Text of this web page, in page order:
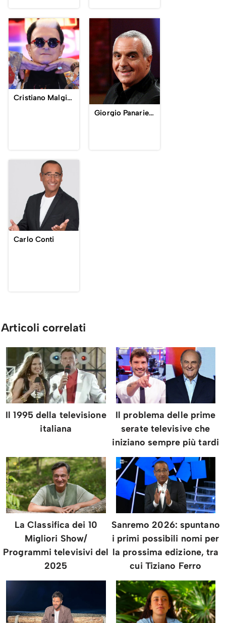
Cristiano Malgioglio
Giorgio Panariello
Carlo Conti
Articoli correlati
Il 1995 della televisione
italiana
Il problema delle prime
serate televisive che
iniziano sempre più tardi
La Classifica dei 10
Migliori Show/
Programmi televisivi del
2025
Sanremo 2026: spuntano
i primi possibili nomi per
la prossima edizione, tra
cui Tiziano Ferro